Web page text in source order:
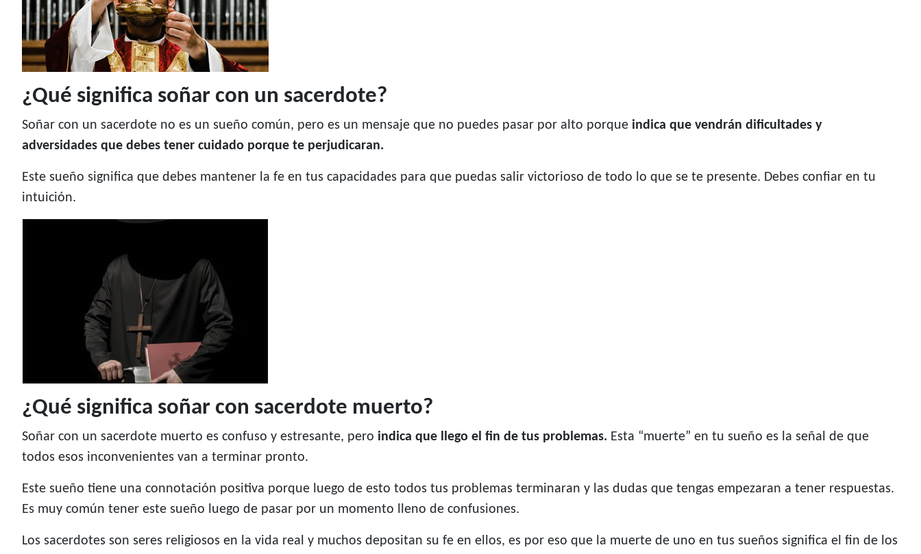
¿Qué significa soñar con un sacerdote?
Soñar con un sacerdote no es un sueño común, pero es un mensaje que no puedes pasar por alto porque indica que vendrán dificultades y
adversidades que debes tener cuidado porque te perjudicaran.
Este sueño significa que debes mantener la fe en tus capacidades para que puedas salir victorioso de todo lo que se te presente. Debes confiar en tu
intuición.
¿Qué significa soñar con sacerdote muerto?
Soñar con un sacerdote muerto es confuso y estresante, pero indica que llego el fin de tus problemas. Esta “muerte” en tu sueño es la señal de que
todos esos inconvenientes van a terminar pronto.
Este sueño tiene una connotación positiva porque luego de esto todos tus problemas terminaran y las dudas que tengas empezaran a tener respuestas.
Es muy común tener este sueño luego de pasar por un momento lleno de confusiones.
Los sacerdotes son seres religiosos en la vida real y muchos depositan su fe en ellos, es por eso que la muerte de uno en tus sueños significa el fin de los